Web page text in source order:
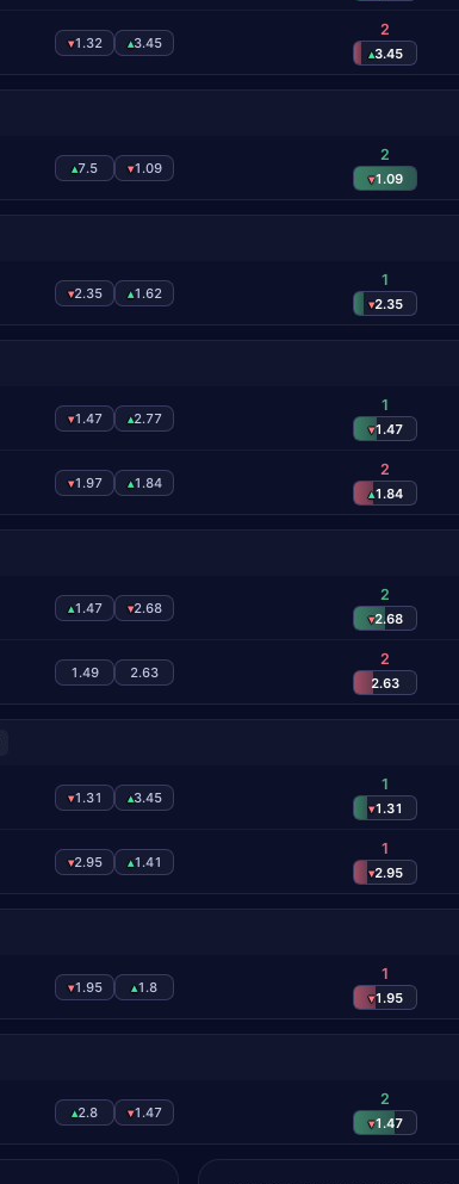
▾1.32 ▴3.45
2
▴3.45
▴7.5 ▾1.09
2
▾1.09
▾2.35 ▴1.62
1
▾2.35
▾1.47 ▴2.77
1
▾1.47
▾1.97 ▴1.84
2
▴1.84
▴1.47 ▾2.68
2
▾2.68
1.49 2.63
2
2.63
▾1.31 ▴3.45
1
▾1.31
▾2.95 ▴1.41
1
▾2.95
▾1.95 ▴1.8
1
▾1.95
▴2.8 ▾1.47
2
▾1.47